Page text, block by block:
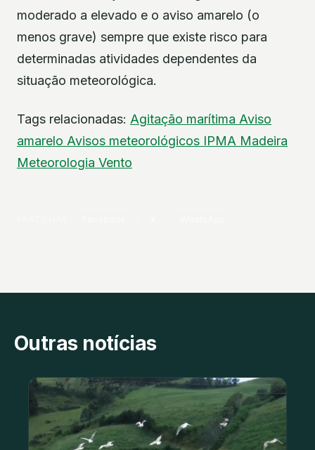
moderado a elevado e o aviso amarelo (o
menos grave) sempre que existe risco para
determinadas atividades dependentes da
situação meteorológica.
Tags relacionadas: Agitação marítima Aviso
amarelo Avisos meteorológicos IPMA Madeira
Meteorologia Vento
Outras notícias